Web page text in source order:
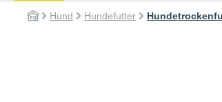
Hund Hundefutter